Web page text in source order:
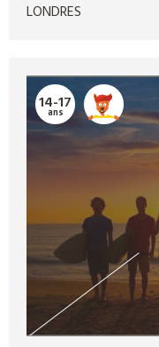
LONDRES
14-17
ans